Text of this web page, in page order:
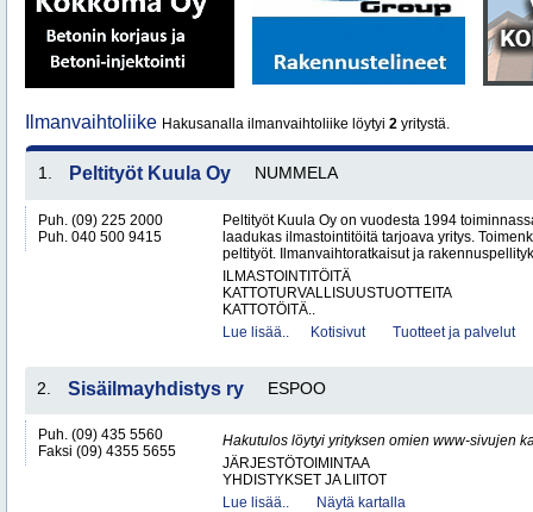
Ilmanvaihtoliike Hakusanalla ilmanvaihtoliike löytyi 2 yritystä.
1. Peltityöt Kuula Oy NUMMELA
Puh. (09) 225 2000
Puh. 040 500 9415
Peltityöt Kuula Oy on vuodesta 1994
laadukas ilmastointitöitä tarjoava yritys.
peltityöt. Ilmanvaihtoratkaisut ja
ILMASTOINTITÖITÄ
KATTOTURVALLISUUSTUOTTEITA
KATTOTÖITÄ..
Lue lisää..
Kotisivut Tuotteet ja palvelut
2. Sisäilmayhdistys ry ESPOO
Puh. (09) 435 5560
Faksi (09) 4355 5655
Hakutulos löytyi yrityksen omien www-sivujen
JÄRJESTÖTOIMINTAA
YHDISTYKSET JA LIITOT
Lue lisää..
Näytä kartalla